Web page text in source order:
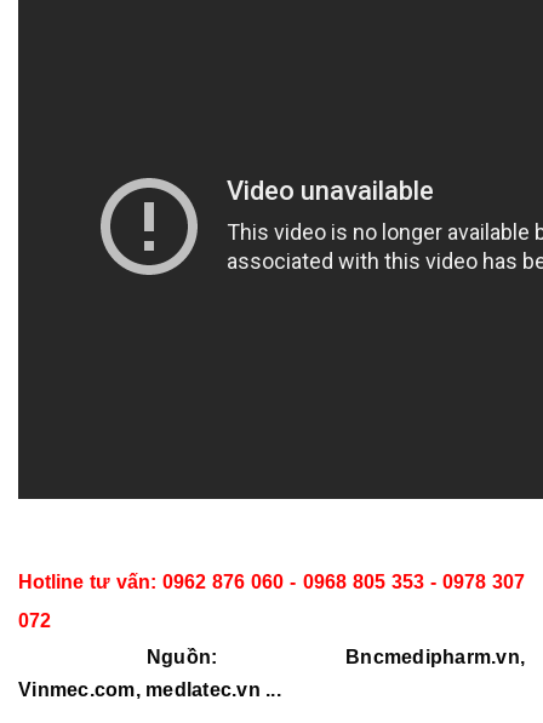
Hotline tư vấn: 0962 876 060 - 0968 805 353 - 0978 307
072
Nguồn: Bncmedipharm.vn,
Vinmec.com, medlatec.vn ...